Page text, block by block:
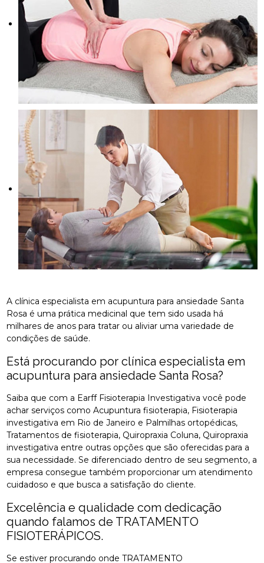
A clínica especialista em acupuntura para ansiedade Santa
Rosa é uma prática medicinal que tem sido usada há
milhares de anos para tratar ou aliviar uma variedade de
condições de saúde.
Está procurando por clínica especialista em
acupuntura para ansiedade Santa Rosa?
Saiba que com a Earff Fisioterapia Investigativa você pode
achar serviços como Acupuntura fisioterapia, Fisioterapia
investigativa em Rio de Janeiro e Palmilhas ortopédicas,
Tratamentos de fisioterapia, Quiropraxia Coluna, Quiropraxia
investigativa entre outras opções que são oferecidas para a
sua necessidade. Se diferenciado dentro de seu segmento, a
empresa consegue também proporcionar um atendimento
cuidadoso e que busca a satisfação do cliente.
Excelência e qualidade com dedicação
quando falamos de TRATAMENTO
FISIOTERÁPICOS.
Se estiver procurando onde TRATAMENTO